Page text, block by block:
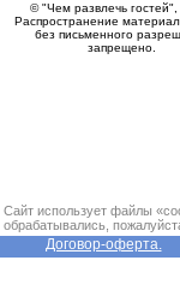
© "Чем развлечь гостей",
Распространение
без письменного
запрещено.
Сайт использует файлы
обрабатывались,
Договор-оферта.